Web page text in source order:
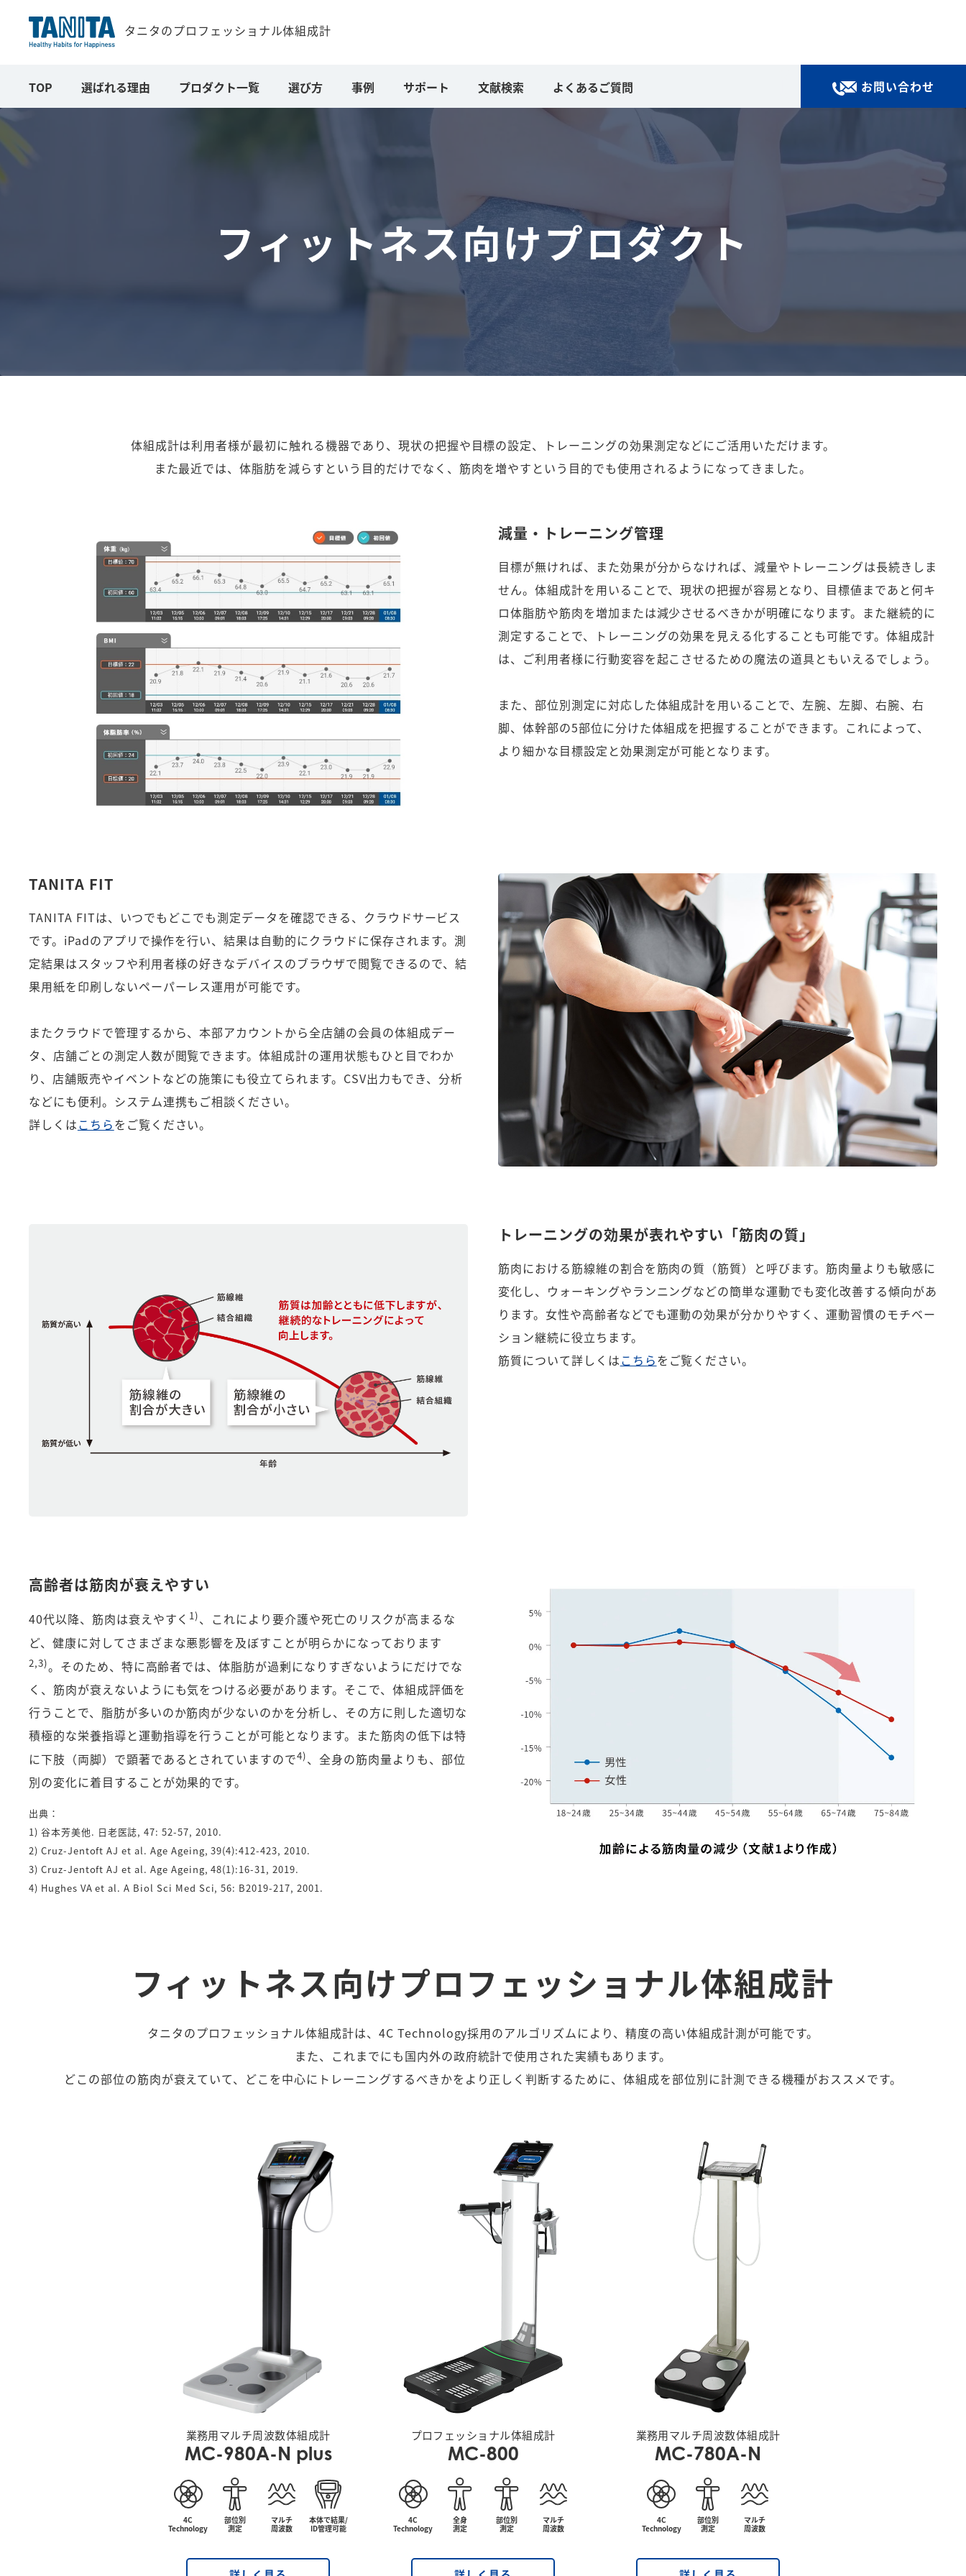
タニタのプロフェッショナル体組成計
TOP 選ばれる理由 プロダクト一覧 選び方 事例 サポート 文献検索 よくあるご質問 お問い合わせ
フィットネス向けプロダクト
体組成計は利用者様が最初に触れる機器であり、現状の把握や目標の設定、トレーニングの効果測定などにご活用いただけます。
また最近では、体脂肪を減らすという目的だけでなく、筋肉を増やすという目的でも使用されるようになってきました。
減量・トレーニング管理
目標が無ければ、また効果が分からなければ、減量やトレーニングは長続きしま
せん。体組成計を用いることで、現状の把握が容易となり、目標値まであと何キ
ロ体脂肪や筋肉を増加または減少させるべきかが明確になります。また継続的に
測定することで、トレーニングの効果を見える化することも可能です。体組成計
は、ご利用者様に行動変容を起こさせるための魔法の道具ともいえるでしょう。
また、部位別測定に対応した体組成計を用いることで、左腕、左脚、右腕、右
脚、体幹部の5部位に分けた体組成を把握することができます。これによって、
より細かな目標設定と効果測定が可能となります。
TANITA FIT
TANITA FITは、いつでもどこでも測定データを確認できる、クラウドサービス
です。iPadのアプリで操作を行い、結果は自動的にクラウドに保存されます。測
定結果はスタッフや利用者様の好きなデバイスのブラウザで閲覧できるので、結
果用紙を印刷しないペーパーレス運用が可能です。
またクラウドで管理するから、本部アカウントから全店舗の会員の体組成デー
タ、店舗ごとの測定人数が閲覧できます。体組成計の運用状態もひと目でわか
り、店舗販売やイベントなどの施策にも役立てられます。CSV出力もでき、分析
などにも便利。システム連携もご相談ください。
詳しくはこちらをご覧ください。
トレーニングの効果が表れやすい「筋肉の質」
筋肉における筋線維の割合を筋肉の質（筋質）と呼びます。筋肉量よりも敏感に
変化し、ウォーキングやランニングなどの簡単な運動でも変化改善する傾向があ
ります。女性や高齢者などでも運動の効果が分かりやすく、運動習慣のモチベー
ション継続に役立ちます。
筋質について詳しくはこちらをご覧ください。
高齢者は筋肉が衰えやすい
40代以降、筋肉は衰えやすく 1)、これにより要介護や死亡のリスクが高まるな
ど、健康に対してさまざまな悪影響を及ぼすことが明らかになっております
2,3)。そのため、特に高齢者では、体脂肪が過剰になりすぎないようにだけでな
く、筋肉が衰えないようにも気をつける必要があります。そこで、体組成評価を
行うことで、脂肪が多いのか筋肉が少ないのかを分析し、その方に則した適切な
積極的な栄養指導と運動指導を行うことが可能となります。また筋肉の低下は特
に下肢（両脚）で顕著であるとされていますので4)、全身の筋肉量よりも、部位
別の変化に着目することが効果的です。
出典：
1) 谷本芳美他. 日老医誌, 47: 52-57, 2010.
2) Cruz-Jentoft AJ et al. Age Ageing, 39(4):412-423, 2010.
3) Cruz-Jentoft AJ et al. Age Ageing, 48(1):16-31, 2019.
4) Hughes VA et al. A Biol Sci Med Sci, 56: B2019-217, 2001.
フィットネス向けプロフェッショナル体組成計
タニタのプロフェッショナル体組成計は、4C Technology採用のアルゴリズムにより、精度の高い体組成計測が可能です。
また、これまでにも国内外の政府統計で使用された実績もあります。
どこの部位の筋肉が衰えていて、どこを中心にトレーニングするべきかをより正しく判断するために、体組成を部位別に計測できる機種がおススメです。
業務用マルチ周波数体組成計
MC-980A-N plus
4C
Technology
部位別
測定
マルチ
周波数
本体で結果/
ID管理可能
プロフェッショナル体組成計
MC-800
4C
Technology
全身
測定
部位別
測定
マルチ
周波数
業務用マルチ周波数体組成計
MC-780A-N
4C
Technology
部位別
測定
マルチ
周波数